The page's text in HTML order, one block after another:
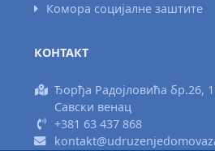
Комора социјалне заштите
КОНТАКТ
Ђорђа Радојловића бр.26,
Савски венац
+381 63 437 868